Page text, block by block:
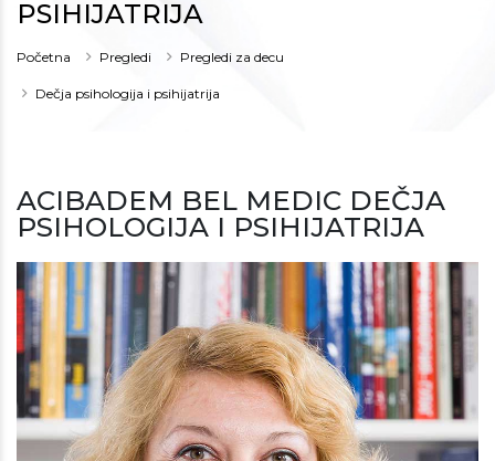
PSIHIJATRIJA
Početna Pregledi Pregledi za decu
Dečja psihologija i psihijatrija
ACIBADEM BEL MEDIC DEČJA
PSIHOLOGIJA I PSIHIJATRIJA